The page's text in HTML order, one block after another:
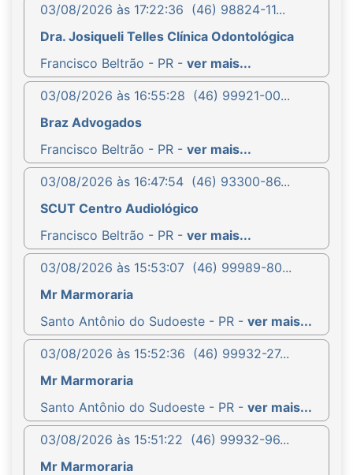
03/08/2026 às 17:22:36 (46) 98824-11...
Dra. Josiqueli Telles Clínica Odontológica
Francisco Beltrão - PR - ver mais...
03/08/2026 às 16:55:28 (46) 99921-00...
Braz Advogados
Francisco Beltrão - PR - ver mais...
03/08/2026 às 16:47:54 (46) 93300-86...
SCUT Centro Audiológico
Francisco Beltrão - PR - ver mais...
03/08/2026 às 15:53:07 (46) 99989-80...
Mr Marmoraria
Santo Antônio do Sudoeste - PR - ver mais...
03/08/2026 às 15:52:36 (46) 99932-27...
Mr Marmoraria
Santo Antônio do Sudoeste - PR - ver mais...
03/08/2026 às 15:51:22 (46) 99932-96...
Mr Marmoraria